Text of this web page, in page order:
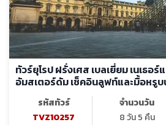
ทัวร์ยุโรป ฝรั่งเศส เบลเยี่ยม เนเธอ
อัมสเตอร์ดัม เช็คอินลูฟท์และมื้อหรูบ
รหัสทัวร์
TVZ10257
จำนวนวัน
8 วัน 5 คืน